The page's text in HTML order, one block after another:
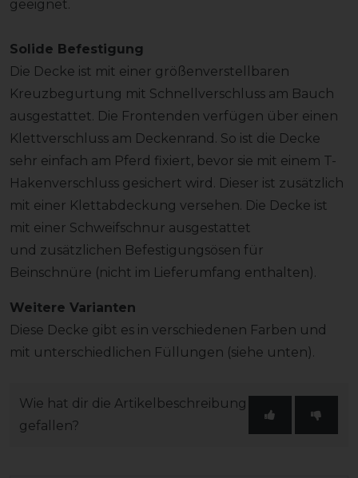
geeignet.
Solide Befestigung
Die Decke ist mit einer größenverstellbaren
Kreuzbegurtung mit Schnellverschluss am Bauch
ausgestattet. Die Frontenden verfügen über einen
Klettverschluss am Deckenrand. So ist die Decke
sehr einfach am Pferd fixiert, bevor sie mit einem T-
Hakenverschluss gesichert wird. Dieser ist zusätzlich
mit einer Klettabdeckung versehen. Die Decke ist
mit einer Schweifschnur ausgestattet
und zusätzlichen Befestigungsösen für
Beinschnüre (nicht im Lieferumfang enthalten).
Weitere Varianten
Diese Decke gibt es in verschiedenen Farben und
mit unterschiedlichen Füllungen (siehe unten).
Wie hat dir die Artikelbeschreibung
gefallen?